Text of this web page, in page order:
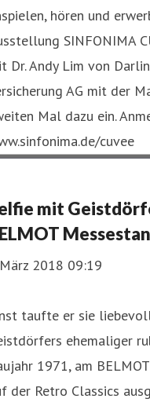
hören und
SINFONIMA
Dr. Andy Lim von
AG mit der
Mal dazu ein.
cuvee
mit
2018 09:19
taufte er sie
ehemaliger
1971, am
der Retro Classics